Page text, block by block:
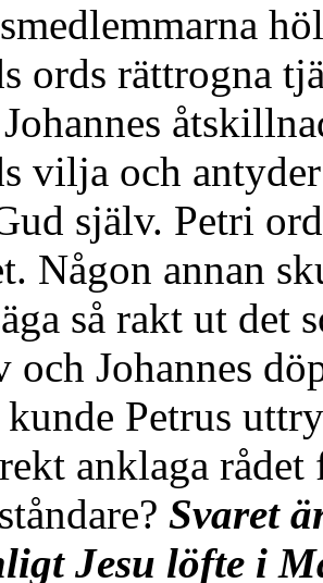
ords rättrogna
vilja och
själv. Petri
Någon annan
så rakt ut det
och Johannes
Petrus
anklaga rådet
Svaret
Jesu löfte i